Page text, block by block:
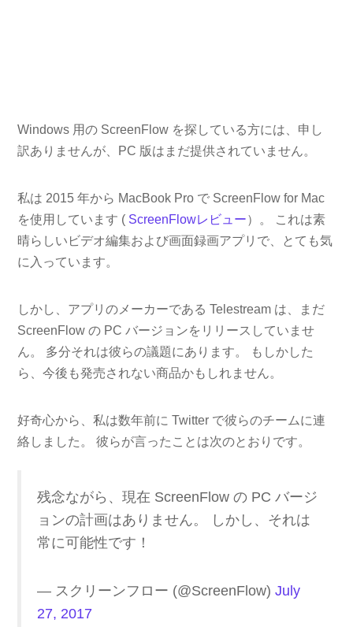
Windows 用の ScreenFlow を探している方には、申し
訳ありませんが、PC 版はまだ提供されていません。
私は 2015 年から MacBook Pro で ScreenFlow for Mac
を使用しています ( ScreenFlowレビュー）。 これは素
晴らしいビデオ編集および画面録画アプリで、とても気
に入っています。
しかし、アプリのメーカーである Telestream は、まだ
ScreenFlow の PC バージョンをリリースしていませ
ん。 多分それは彼らの議題にあります。 もしかした
ら、今後も発売されない商品かもしれません。
好奇心から、私は数年前に Twitter で彼らのチームに連
絡しました。 彼らが言ったことは次のとおりです。
残念ながら、現在 ScreenFlow の PC バージ
ョンの計画はありません。 しかし、それは
常に可能性です！
— スクリーンフロー (@ScreenFlow)July
27, 2017